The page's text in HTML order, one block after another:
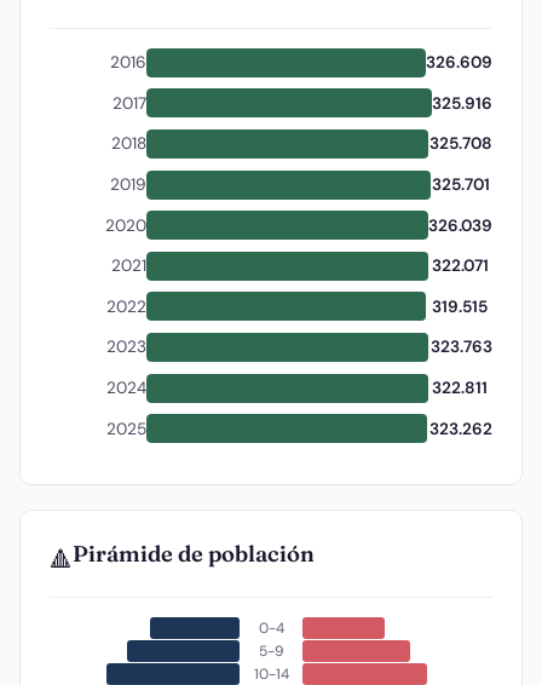
2016
326.609
2017
325.916
2018
325.708
2019
325.701
2020
326.039
2021
322.071
2022
319.515
2023
323.763
2024
322.811
2025
323.262
🔺Pirámide de población
0-4
5-9
10-14